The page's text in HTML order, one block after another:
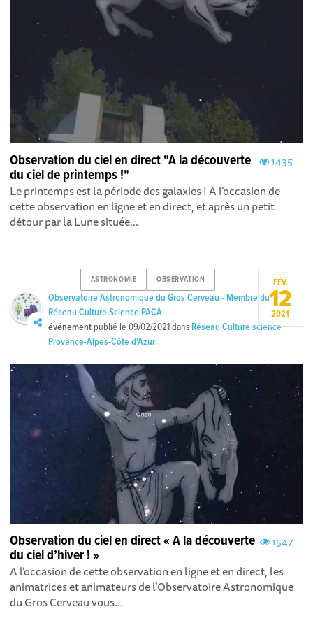
1435
Observation du ciel en direct "A la découverte
du ciel de printemps !"
Le printemps est la période des galaxies ! A l’occasion de
cette observation en ligne et en direct, et après un petit
détour par la Lune située...
ASTRONOMIE OBSERVATION
Observatoire Astronomique du Gros Cerveau - Membre du
Réseau Culture Science PACA
événement publié le09/02/2021dans Réseau Culture science
Provence-Alpes-Côte d'Azur
FÉV.
12
2021
1547
Observation du ciel en direct « A la découverte
du ciel d’hiver ! »
A l’occasion de cette observation en ligne et en direct, les
animatrices et animateurs de l’Observatoire Astronomique
du Gros Cerveau vous...